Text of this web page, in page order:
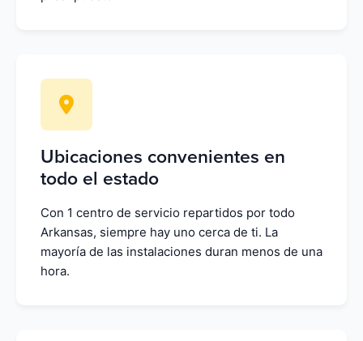
Ubicaciones convenientes en
todo el estado
Con 1 centro de servicio repartidos por todo
Arkansas, siempre hay uno cerca de ti. La
mayoría de las instalaciones duran menos de una
hora.